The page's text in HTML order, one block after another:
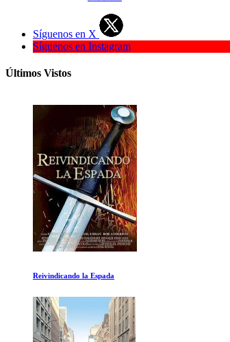
Síguenos en X
Síguenos en Instagram
Últimos Vistos
Fyre